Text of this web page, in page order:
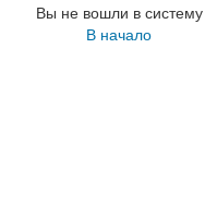
Вы не вошли в систему
В начало